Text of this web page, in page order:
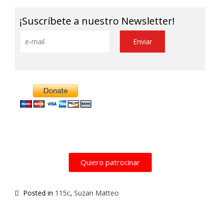
¡Suscríbete a nuestro Newsletter!
Quiero patrocinar
Posted in 115c, Suzan Matteo